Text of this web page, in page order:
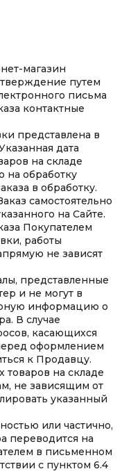
магазин
путем
письма
контактные
представлена в
дата
на складе
на обработку
в обработку.
самостоятельно
на Сайте.
Покупателем
работы
не зависят
представленные
и не могут в
информацию о
В случае
касающихся
оформлением
к Продавцу.
товаров на складе
не зависящим от
указанный
или частично,
переводится на
в письменном
с пунктом 6.4